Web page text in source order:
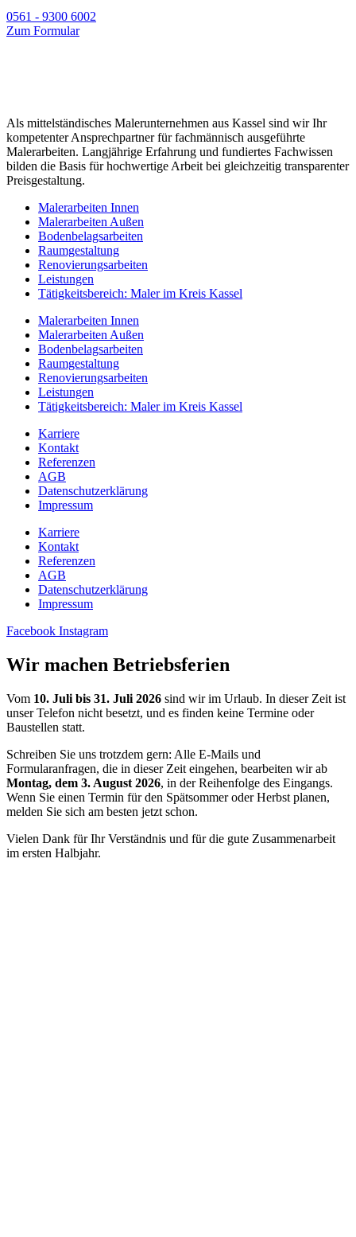
0561 - 9300 6002
Zum Formular
Als mittelständisches Malerunternehmen aus Kassel sind wir Ihr
kompetenter Ansprechpartner für fachmännisch ausgeführte
Malerarbeiten. Langjährige Erfahrung und fundiertes Fachwissen
bilden die Basis für hochwertige Arbeit bei gleichzeitig transparenter
Preisgestaltung.
Malerarbeiten Innen
Malerarbeiten Außen
Bodenbelagsarbeiten
Raumgestaltung
Renovierungsarbeiten
Leistungen
Tätigkeitsbereich: Maler im Kreis Kassel
Malerarbeiten Innen
Malerarbeiten Außen
Bodenbelagsarbeiten
Raumgestaltung
Renovierungsarbeiten
Leistungen
Tätigkeitsbereich: Maler im Kreis Kassel
Karriere
Kontakt
Referenzen
AGB
Datenschutzerklärung
Impressum
Karriere
Kontakt
Referenzen
AGB
Datenschutzerklärung
Impressum
Facebook Instagram
Wir machen Betriebsferien
Vom 10. Juli bis 31. Juli 2026 sind wir im Urlaub. In dieser Zeit ist
unser Telefon nicht besetzt, und es finden keine Termine oder
Baustellen statt.
Schreiben Sie uns trotzdem gern: Alle E-Mails und
Formularanfragen, die in dieser Zeit eingehen, bearbeiten wir ab
Montag, dem 3. August 2026, in der Reihenfolge des Eingangs.
Wenn Sie einen Termin für den Spätsommer oder Herbst planen,
melden Sie sich am besten jetzt schon.
Vielen Dank für Ihr Verständnis und für die gute Zusammenarbeit
im ersten Halbjahr.